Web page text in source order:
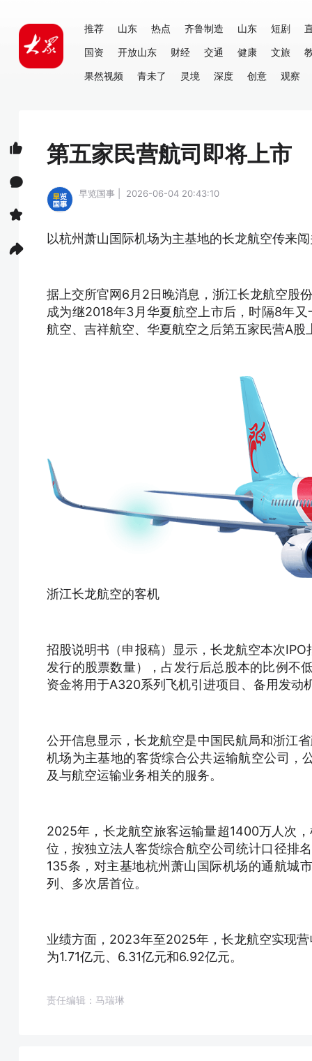
推荐 山东 热点 齐鲁制造 山东 短剧
国资
开放山东 财经 交通 健康 文旅
果然视频
青未了 灵境 深度 创意 观察
第五家民营航司即将上市
早览国事 | 2026-06-04 20:43:10
以杭州萧山国际机场为主基地的长龙航空传来
据上交所官网6月2日晚消息，浙江长龙航空股
成为继2018年3月华夏航空上市后，时隔8年
航空、吉祥航空、华夏航空之后第五家民营A股
浙江长龙航空的客机
招股说明书（申报稿）显示，长龙航空本次
发行的股票数量），占发行后总股本的比例不
资金将用于A320系列飞机引进项目、备用发动
公开信息显示，长龙航空是中国民航局和浙江
机场为主基地的客货综合公共运输航空公司，
及与航空运输业务相关的服务。
2025年，长龙航空旅客运输量超1400万人次
位，按独立法人客货综合航空公司统计口径排
135条，对主基地杭州萧山国际机场的通航城
列、多次居首位。
业绩方面，2023年至2025年，长龙航空实现
为1.71亿元、6.31亿元和6.92亿元。
责任编辑：马瑞琳